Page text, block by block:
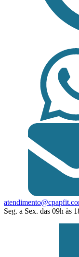
Seg. a Sex. das 09h às